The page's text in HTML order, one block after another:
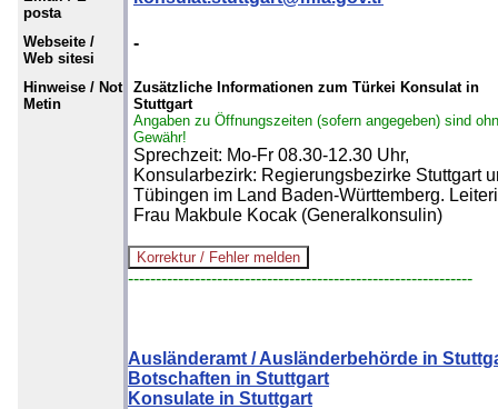
posta
Webseite /
Web sitesi
-
Hinweise / Not
Metin
Zusätzliche Informationen zum Türkei Konsulat in
Stuttgart
Angaben zu Öffnungszeiten (sofern angegeben) sind
Gewähr!
Sprechzeit: Mo-Fr 08.30-12.30 Uhr,
Konsularbezirk: Regierungsbezirke Stuttgart
Tübingen im Land Baden-Württemberg.
Frau Makbule Kocak (Generalkonsulin)
--------------------------------------------------------------
Ausländeramt / Ausländerbehörde in
Botschaften in Stuttgart
Konsulate in Stuttgart